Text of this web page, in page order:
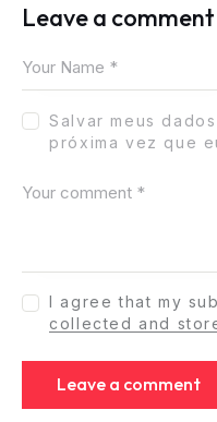
Leave a comment
Salvar meus
próxima vez que
I agree that my
collected and